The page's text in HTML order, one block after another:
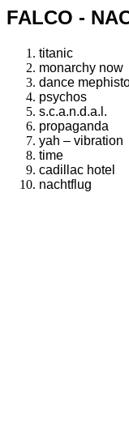
FALCO -
titanic
monarchy now
dance
psychos
s.c.a.n.d.a.l.
propaganda
yah – vibration
time
cadillac hotel
nachtflug